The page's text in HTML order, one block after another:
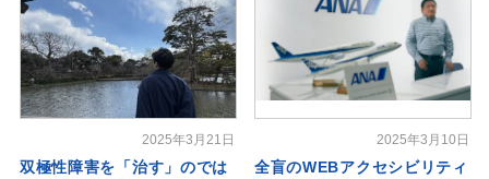
2025年3月21日
双極性障害を「治す」のでは
2025年3月10日
全盲のWEBアクセシビリティ